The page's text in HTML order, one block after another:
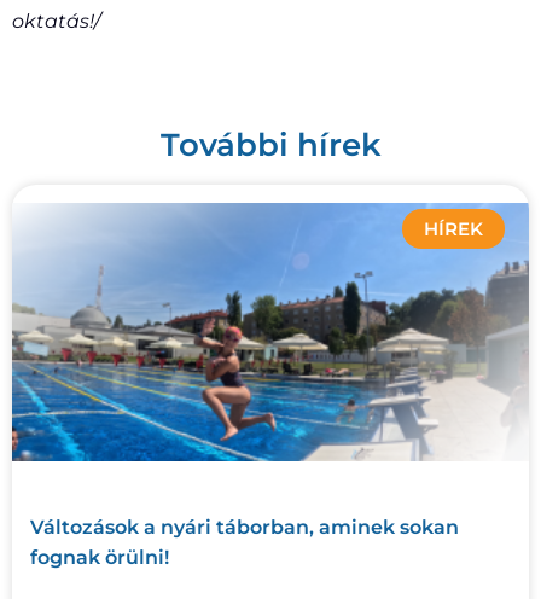
oktatás!/
További hírek
HÍREK
Változások a nyári táborban, aminek sokan
fognak örülni!